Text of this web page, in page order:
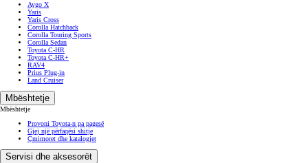
Aygo X
Yaris
Yaris Cross
Corolla Hatchback
Corolla Touring Sports
Corolla Sedan
Toyota C-HR
Toyota C-HR+
RAV4
Prius Plug-in
Land Cruiser
Mbështetje
Mbështetje
Provoni Toyota-n pa pagesë
Gjej një përfaqësi shitje
Çmimoret dhe katalogjet
Servisi dhe aksesorët